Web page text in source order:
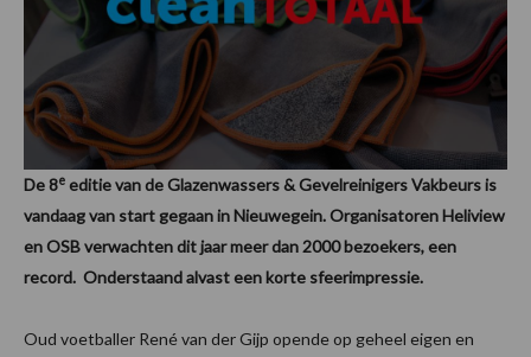
De 8e editie van de Glazenwassers & Gevelreinigers Vakbeurs is
vandaag van start gegaan in Nieuwegein. Organisatoren Heliview
en OSB verwachten dit jaar meer dan 2000 bezoekers, een
record. Onderstaand alvast een korte sfeerimpressie.
Oud voetballer René van der Gijp opende op geheel eigen en